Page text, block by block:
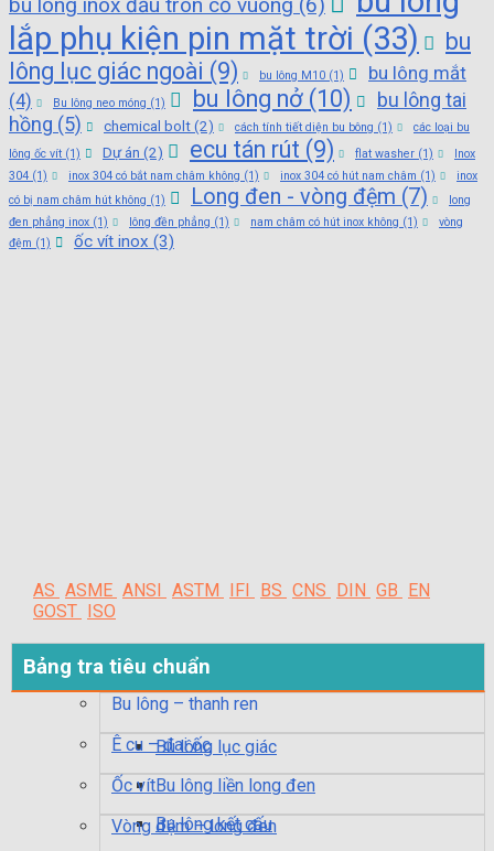
bu lông inox đầu tròn cổ vuông (6)
lắp phụ kiện pin mặt trời (33)
bu
lông lục giác ngoài (9) bu lông M10 (1)
bu lông mắt
(4)
Bu lông neo móng (1) bu lông nở (10)
bu lông tai
hồng (5) chemical bolt (2) cách tính tiết diện bu bông (1)
các loại bu
lông ốc vít (1) Dự án (2) ecu tán rút (9) flat washer (1)
Inox
304 (1) inox 304 có bắt nam châm không (1) inox 304 có hút nam châm (1)
inox
có bị nam châm hút không (1) Long đen - vòng đệm (7)
long
đen phẳng inox (1) lông đền phẳng (1) nam châm có hút inox không (1)
vòng
đệm (1) ốc vít inox (3)
AS ASME ANSI ASTM IFI BS CNS DIN GB
EN
GOST
ISO
Bảng tra tiêu chuẩn
Bu lông – thanh ren
Bu lông lục giác
Bu lông liền long đen
Bu lông kết cấu
Ê cu – đai ốc
Ốc vít
Vòng đệm – long đen